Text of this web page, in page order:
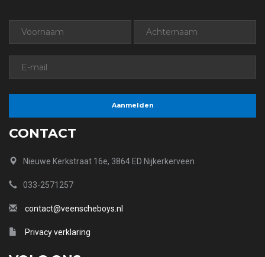
CONTACT
Nieuwe Kerkstraat 16e, 3864 ED Nijkerkerveen
033-2571257
contact@veenscheboys.nl
Privacy verklaring